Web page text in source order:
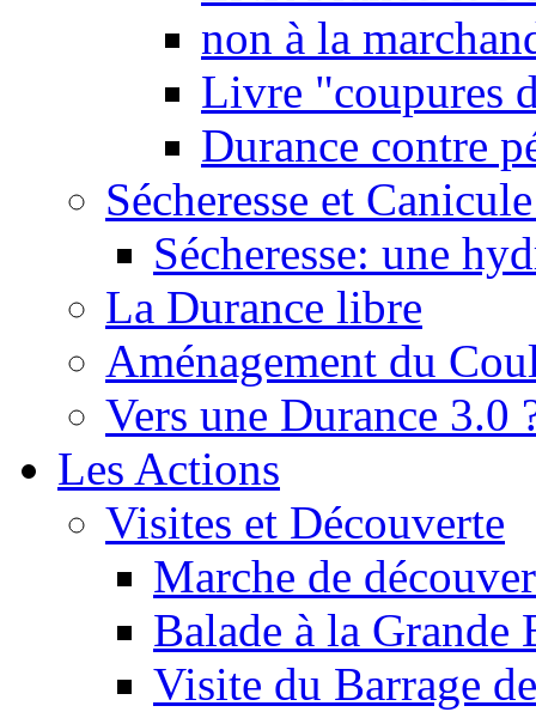
non à la
Livre "coupures
Durance contre
Sécheresse et
Sécheresse: une
La Durance libre
Aménagement du
Vers une Durance 3.0
Les Actions
Visites et Découverte
Marche de
Balade à la Grande
Visite du Barrage